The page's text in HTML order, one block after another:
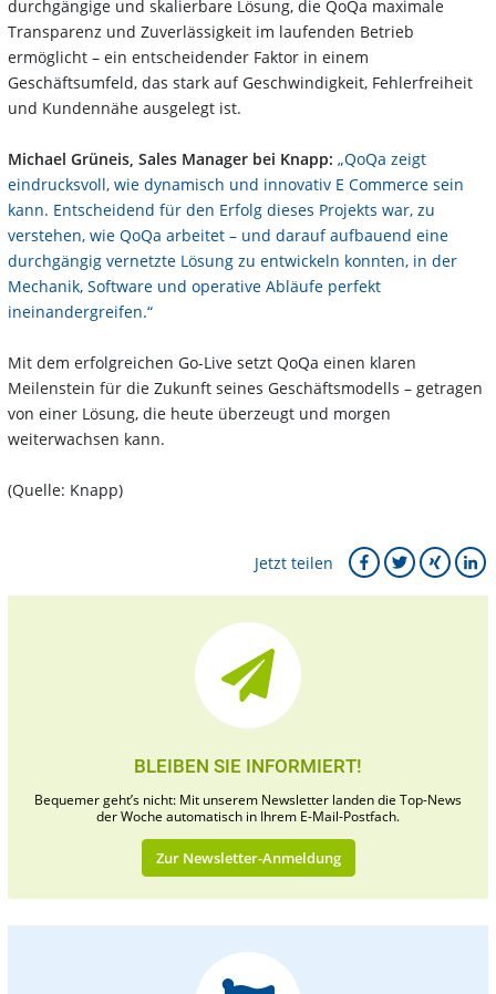
durchgängige und skalierbare Lösung, die QoQa maximale
Transparenz und Zuverlässigkeit im laufenden Betrieb
ermöglicht – ein entscheidender Faktor in einem
Geschäftsumfeld, das stark auf Geschwindigkeit, Fehlerfreiheit
und Kundennähe ausgelegt ist.
Michael Grüneis, Sales Manager bei Knapp: „QoQa zeigt
eindrucksvoll, wie dynamisch und innovativ E Commerce sein
kann. Entscheidend für den Erfolg dieses Projekts war, zu
verstehen, wie QoQa arbeitet – und darauf aufbauend eine
durchgängig vernetzte Lösung zu entwickeln konnten, in der
Mechanik, Software und operative Abläufe perfekt
ineinandergreifen.“
Mit dem erfolgreichen Go-Live setzt QoQa einen klaren
Meilenstein für die Zukunft seines Geschäftsmodells – getragen
von einer Lösung, die heute überzeugt und morgen
weiterwachsen kann.
(Quelle: Knapp)
Jetzt teilen
BLEIBEN SIE INFORMIERT!
Bequemer geht’s nicht: Mit unserem Newsletter landen die Top-News
der Woche automatisch in Ihrem E-Mail-Postfach.
Zur Newsletter-Anmeldung